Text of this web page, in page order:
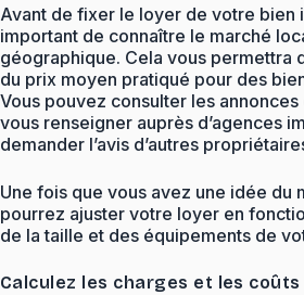
Avant de fixer le loyer de votre bien
important de connaître le marché
géographique. Cela vous permettra
du prix moyen pratiqué pour des
Vous pouvez consulter les
vous renseigner auprès d’agences
demander l’avis d’autres
Une fois que vous avez une idée du
pourrez ajuster votre loyer en
de la taille et des équipements de
Calculez les charges et les